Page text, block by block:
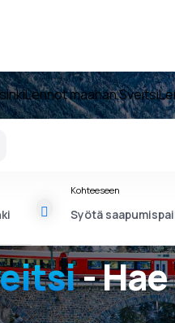
Lennot maahan Sveitsi
-
Kohteeseen